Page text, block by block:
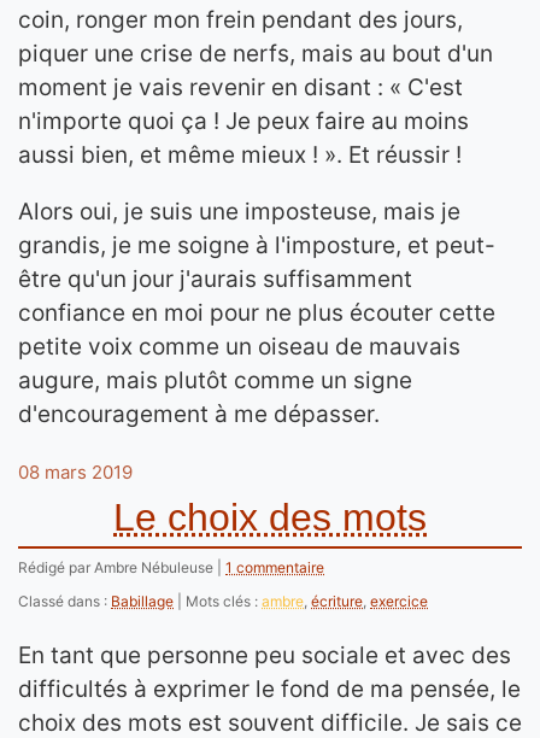
coin, ronger mon frein pendant des jours,
piquer une crise de nerfs, mais au bout d'un
moment je vais revenir en disant : « C'est
n'importe quoi ça ! Je peux faire au moins
aussi bien, et même mieux ! ». Et réussir !
Alors oui, je suis une imposteuse, mais je
grandis, je me soigne à l'imposture, et peut-
être qu'un jour j'aurais suffisamment
confiance en moi pour ne plus écouter cette
petite voix comme un oiseau de mauvais
augure, mais plutôt comme un signe
d'encouragement à me dépasser.
08 mars 2019
Le choix des mots
Rédigé par Ambre Nébuleuse
1 commentaire
Classé dans : Babillage Mots clés : ambre, écriture, exercice
En tant que personne peu sociale et avec des
difficultés à exprimer le fond de ma pensée, le
choix des mots est souvent difficile. Je sais ce